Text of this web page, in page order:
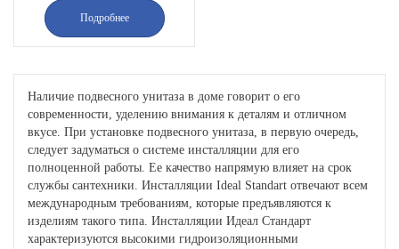
Подробнее
Наличие подвесного унитаза в доме говорит о его
современности, уделению внимания к деталям и отличном
вкусе. При установке подвесного унитаза, в первую очередь,
следует задуматься о системе инсталляции для его
полноценной работы. Ее качество напрямую влияет на срок
службы сантехники. Инсталляции Ideal Standart отвечают всем
международным требованиям, которые предъявляются к
изделиям такого типа. Инсталляции Идеал Стандарт
характеризуются высокими гидроизоляционными